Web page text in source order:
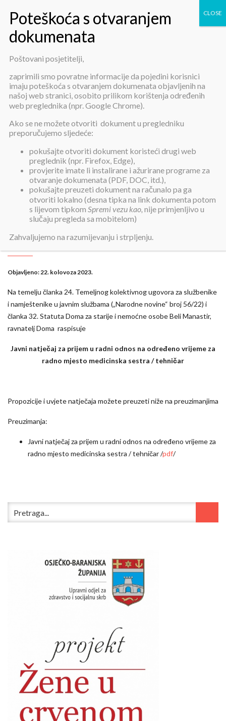
Javni natječaj za prijem u radni
odnos na određeno vrijeme za
radno mjesto medicinska sestra /
tehničar
Javni natječaj za prijem u radni
odnos na određeno vrijeme za
radno mjesto medicinska sestra /
tehničar
Objavljeno:22. kolovoza 2023.
Na temelju članka 24. Temeljnog kolektivnog ugovora za službenike
i namještenike u javnim službama („Narodne novine“ broj 56/22) i
članka 32. Statuta Doma za starije i nemoćne osobe Beli Manastir,
ravnatelj Doma raspisuje
Javni natječaj za prijem u radni odnos na određeno vrijeme za
radno mjesto medicinska sestra / tehničar
Propozicije i uvjete natječaja možete preuzeti niže na preuzimanjima
Preuzimanja:
Javni natječaj za prijem u radni odnos na određeno vrijeme za
radno mjesto medicinska sestra / tehničar /pdf/
Poštovani posjetitelji,
zaprimili smo povratne informacije da pojedini korisnici
imaju poteškoća s otvaranjem dokumenata objavljenih na
našoj web stranici, osobito prilikom korištenja određenih
web preglednika (npr. Google Chrome).
Ako se ne možete otvoriti dokument u pregledniku
preporučujemo sljedeće:
pokušajte otvoriti dokument koristeći drugi web
preglednik (npr. Firefox, Edge),
provjerite imate li instalirane i ažurirane programe za
otvaranje dokumenata (PDF, DOC, itd.),
pokušajte preuzeti dokument na računalo pa ga
otvoriti lokalno (desna tipka na link dokumenta potom
s lijevom tipkom Spremi vezu kao, nije primjenljivo u
slučaju pregleda sa mobitelom)
Zahvaljujemo na razumijevanju i strpljenju.